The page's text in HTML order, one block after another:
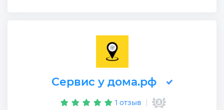
Сервис у дома.рф
1 отзыв